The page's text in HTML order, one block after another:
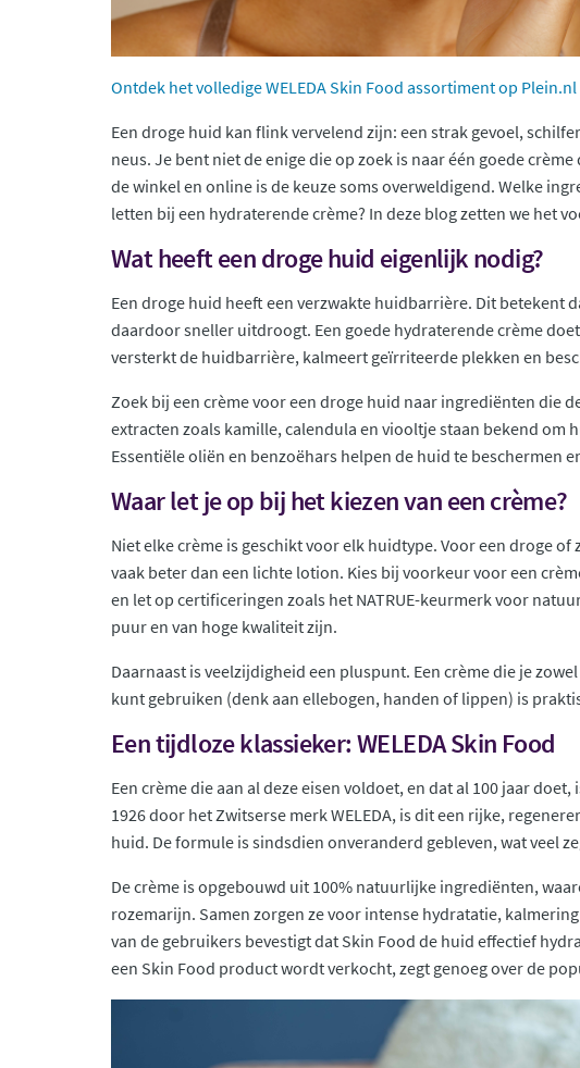
Ontdek het volledige WELEDA Skin Food assortiment op Plein.nl
Een droge huid kan flink vervelend zijn: een strak gevoel,
neus. Je bent niet de enige die op zoek is naar één goede
de winkel en online is de keuze soms overweldigend. Welke
letten bij een hydraterende crème? In deze blog zetten we het
Wat heeft een droge huid eigenlijk nodig?
Een droge huid heeft een verzwakte huidbarrière. Dit betekent
daardoor sneller uitdroogt. Een goede hydraterende crème
versterkt de huidbarrière, kalmeert geïrriteerde plekken en
Zoek bij een crème voor een droge huid naar ingrediënten die
extracten zoals kamille, calendula en viooltje staan bekend om
Essentiële oliën en benzoëhars helpen de huid te beschermen
Waar let je op bij het kiezen van een crème?
Niet elke crème is geschikt voor elk huidtype. Voor een droge
vaak beter dan een lichte lotion. Kies bij voorkeur voor een
en let op certificeringen zoals het NATRUE-keurmerk voor
puur en van hoge kwaliteit zijn.
Daarnaast is veelzijdigheid een pluspunt. Een crème die je
kunt gebruiken (denk aan ellebogen, handen of lippen) is
Een tijdloze klassieker: WELEDA Skin Food
Een crème die aan al deze eisen voldoet, en dat al 100 jaar doet,
1926 door het Zwitserse merk WELEDA, is dit een rijke,
huid. De formule is sindsdien onveranderd gebleven, wat veel
De crème is opgebouwd uit 100% natuurlijke ingrediënten,
rozemarijn. Samen zorgen ze voor intense hydratatie,
van de gebruikers bevestigt dat Skin Food de huid effectief
een Skin Food product wordt verkocht, zegt genoeg over de